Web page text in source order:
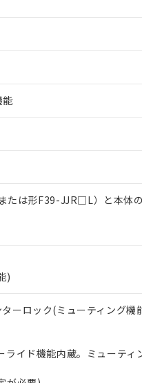
能
たは形F39-JJR□L）と本体
)
ーロック(ミューティング機
イド機能内蔵。ミューティ